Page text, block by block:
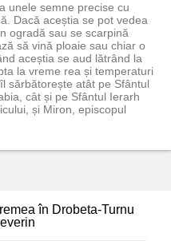
unele semne precise cu
Dacă aceștia se pot vedea
ogradă sau se scarpină
să vină ploaie sau chiar o
aceștia se aud lătrând la
la vreme rea și temperaturi
sărbătorește atât pe Sfântul
cât și pe Sfântul Ierarh
și Miron, episcopul
în Drobeta-Turnu